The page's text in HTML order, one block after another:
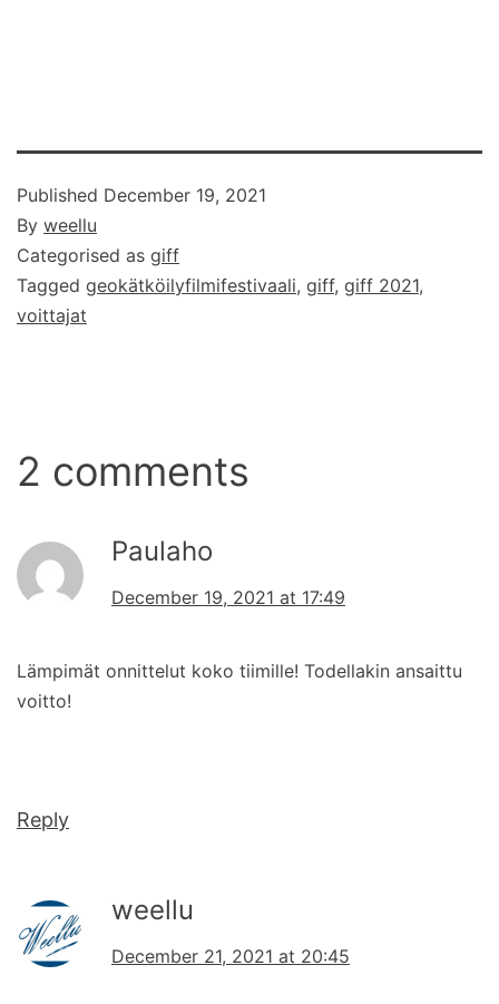
Published December 19, 2021
By weellu
Categorised as giff
Tagged geokätköilyfilmifestivaali, giff, giff 2021,
voittajat
2 comments
Paulaho
December 19, 2021 at 17:49
Lämpimät onnittelut koko tiimille! Todellakin ansaittu
voitto!
Reply
weellu
December 21, 2021 at 20:45